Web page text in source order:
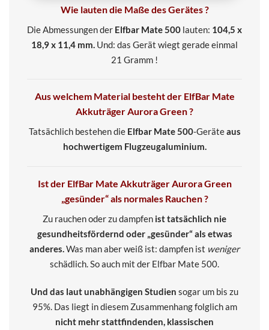
Wie lauten die Maße des Gerätes ?
Die Abmessungen der Elfbar Mate 500 lauten: 104,5 x
18,9 x 11,4 mm. Und: das Gerät wiegt gerade einmal
21 Gramm !
Aus welchem Material besteht der ElfBar Mate
Akkuträger Aurora Green ?
Tatsächlich bestehen die Elfbar Mate 500-Geräteaus
hochwertigem Flugzeugaluminium.
Ist der ElfBar Mate Akkuträger Aurora Green
„gesünder“ als normales Rauchen ?
Zu rauchen oder zu dampfen ist tatsächlich nie
gesundheitsfördernd oder „gesünder“ als etwas
anderes.Was man aber weiß ist: dampfen ist weniger
schädlich. So auch mit der Elfbar Mate 500.
Und das laut unabhängigen Studien sogar um bis zu
95%. Das liegt in diesem Zusammenhang folglich am
nicht mehr stattfindenden, klassischen